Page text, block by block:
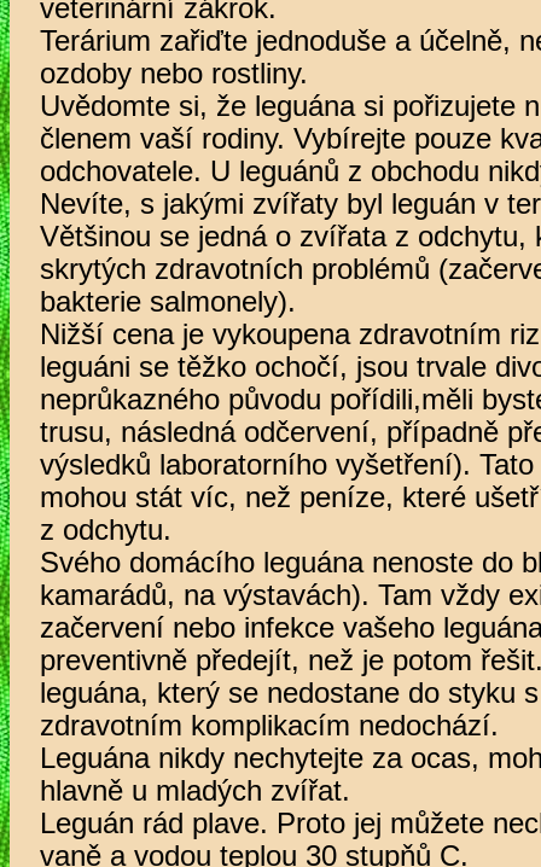
veterinární zákrok.
Terárium zařiďte jednoduše a účelně,
ozdoby nebo rostliny.
Uvědomte si, že leguána si pořizujete
členem vaší rodiny. Vybírejte pouze
odchovatele. U leguánů z obchodu
Nevíte, s jakými zvířaty byl leguán v
Většinou se jedná o zvířata z odchytu,
skrytých zdravotních problémů
bakterie salmonely).
Nižší cena je vykoupena zdravotním
leguáni se těžko ochočí, jsou trvale
neprůkazného původu pořídili,měli
trusu, následná odčervení, případně
výsledků laboratorního vyšetření).
mohou stát víc, než peníze, které
z odchytu.
Svého domácího leguána nenoste do
kamarádů, na výstavách). Tam vždy
začervení nebo infekce vašeho
preventivně předejít, než je potom
leguána, který se nedostane do styku
zdravotním komplikacím nedochází.
Leguána nikdy nechytejte za ocas,
hlavně u mladých zvířat.
Leguán rád plave. Proto jej můžete
vaně a vodou teplou 30 stupňů C.